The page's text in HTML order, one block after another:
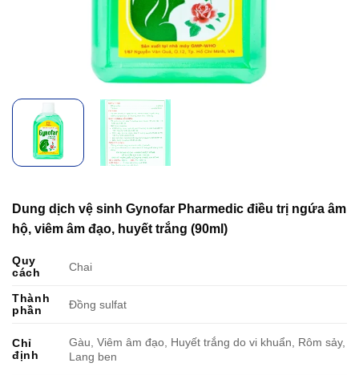
Dung dịch vệ sinh Gynofar Pharmedic điều trị ngứa âm
hộ, viêm âm đạo, huyết trắng (90ml)
Quy
cách
Chai
Thành
phần
Đồng sulfat
Chỉ
định
Gàu, Viêm âm đạo, Huyết trắng do vi khuẩn, Rôm sảy,
Lang ben